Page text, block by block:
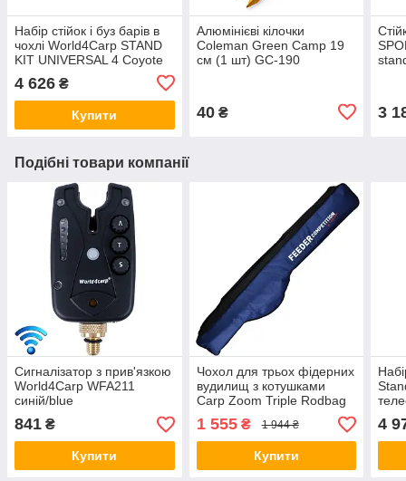
Набір стійок і буз барів в
чохлі World4Carp STAND
KIT UNIVERSAL 4 Coyote
4 626 ₴
Купити
Алюмінієві кілочки
Coleman Green Camp 19
см (1 шт) GC-190
40₴ 3
Подібні товари компанії
Сигналізатор з прив'язкою
World4Carp WFA211
синій/blue
841 ₴
Купити
Чохол для трьох фідерних
вудилищ з котушками
Carp Zoom Triple Rodbag
CZ 4441
1 555₴ 1 944 ₴
Купити
4